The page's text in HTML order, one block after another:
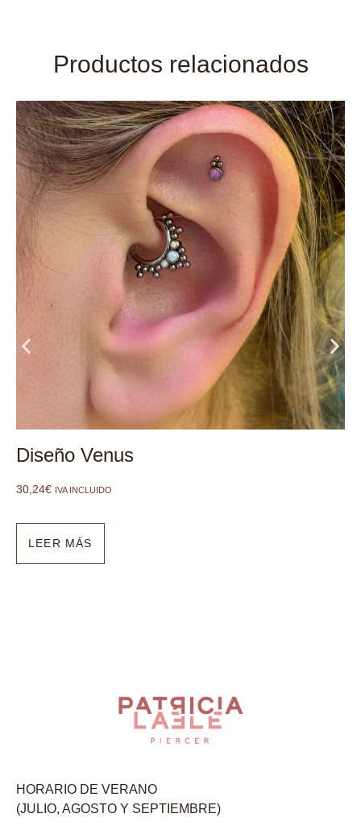
Productos relacionados
Diseño Venus
30,24€ IVA INCLUIDO
LEER MÁS
HORARIO DE VERANO
(JULIO, AGOSTO Y SEPTIEMBRE)